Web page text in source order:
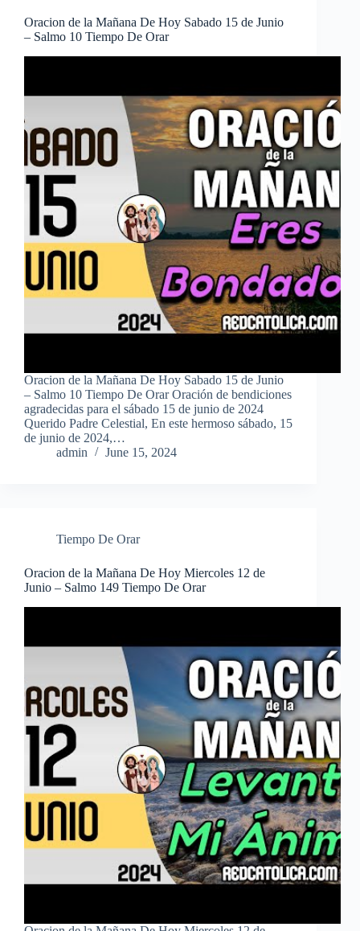
Oracion de la Mañana De Hoy Sabado 15 de Junio
– Salmo 10 Tiempo De Orar
Oracion de la Mañana De Hoy Sabado 15 de Junio
– Salmo 10 Tiempo De Orar Oración de bendiciones
agradecidas para el sábado 15 de junio de 2024
Querido Padre Celestial, En este hermoso sábado, 15
de junio de 2024,…
admin
June 15, 2024
Tiempo De Orar
Oracion de la Mañana De Hoy Miercoles 12 de
Junio – Salmo 149 Tiempo De Orar